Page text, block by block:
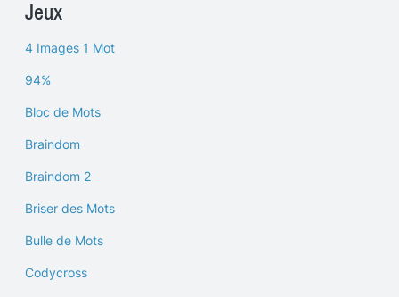
Jeux
4 Images 1 Mot
94%
Bloc de Mots
Braindom
Braindom 2
Briser des Mots
Bulle de Mots
Codycross